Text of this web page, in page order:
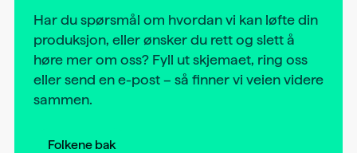
Har du spørsmål om hvordan vi kan løfte din
produksjon, eller ønsker du rett og slett å
høre mer om oss? Fyll ut skjemaet, ring oss
eller send en e-post – så finner vi veien videre
sammen.
Folkene bak